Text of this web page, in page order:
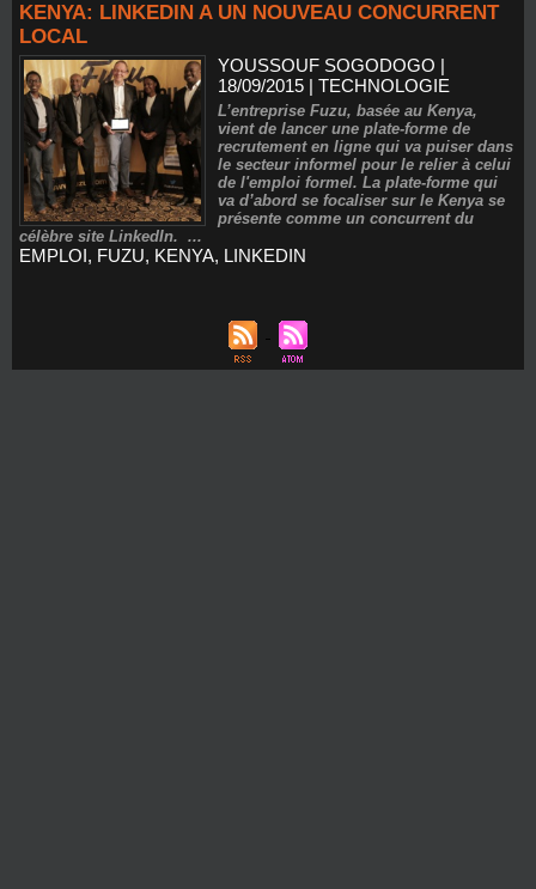
KENYA: LINKEDIN A UN NOUVEAU CONCURRENT
LOCAL
YOUSSOUF SOGODOGO |
18/09/2015 |TECHNOLOGIE
L’entreprise Fuzu, basée au Kenya,
vient de lancer une plate-forme de
recrutement en ligne qui va puiser dans
le secteur informel pour le relier à celui
de l'emploi formel. La plate-forme qui
va d’abord se focaliser sur le Kenya se
présente comme un concurrent du
célèbre site LinkedIn. ...
EMPLOI, FUZU, KENYA, LINKEDIN